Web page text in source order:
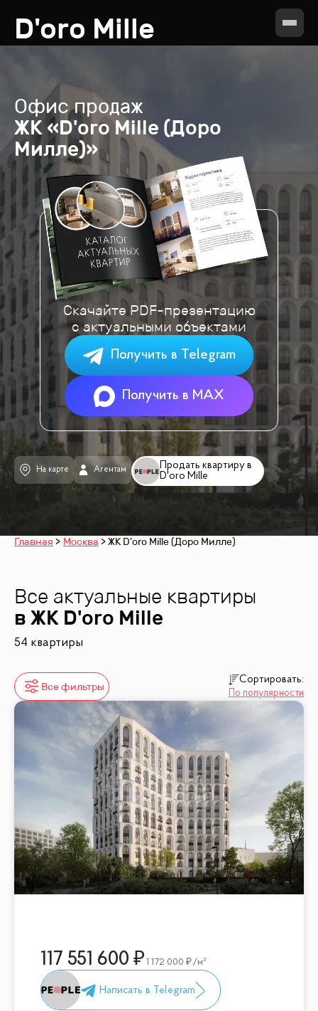
D'oro Mille
Офис продаж
ЖК «D'oro Mille (Доро
Милле)»
Продать квартиру в
D'oro Mille
На карте Агентам
Скачайте PDF-презентацию
с актуальными объектами
Получить в Telegram
Получить в MAX
Главная Москва ЖК D'oro Mille (Доро Милле)
Все актуальные квартиры
в ЖК D'oro Mille
54 квартиры
Все фильтры
Сортировать:
По популярности
117 551 600 1 172 000 /м²